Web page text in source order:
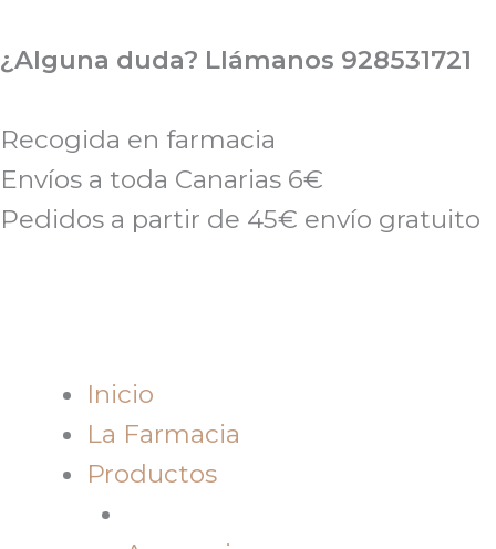
al
¿Alguna duda? Llámanos 928531721
Recogida en farmacia
Envíos a toda Canarias 6€
Pedidos a partir de 45€ envío gratuito
Inicio
La Farmacia
Productos